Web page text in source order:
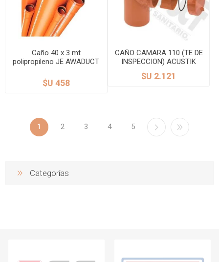
Caño 40 x 3 mt
polipropileno JE AWADUCT
$U 458
CAÑO CAMARA 110 (TE DE
INSPECCION) ACUSTIK
$U 2.121
1 2 3 4 5
Categorías